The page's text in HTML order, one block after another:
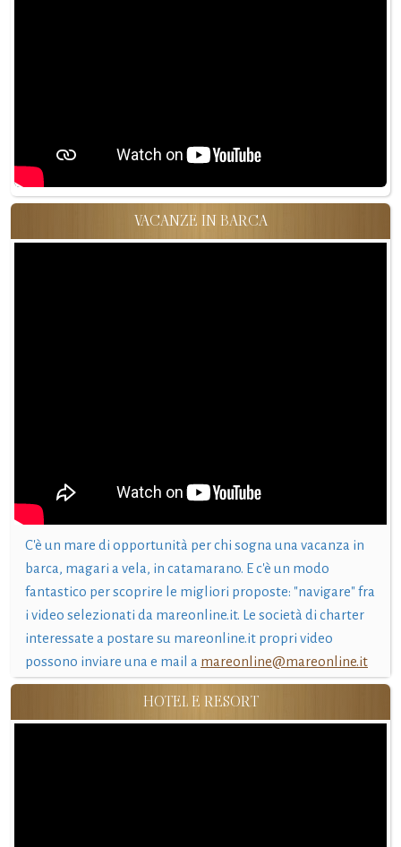
VACANZE IN BARCA
C'è un mare di opportunità per chi sogna una vacanza in
barca, magari a vela, in catamarano. E c'è un modo
fantastico per scoprire le migliori proposte: "navigare" fra
i video selezionati da mareonline.it. Le società di charter
interessate a postare su mareonline.it propri video
possono inviare una e mail a mareonline@mareonline.it
HOTEL E RESORT